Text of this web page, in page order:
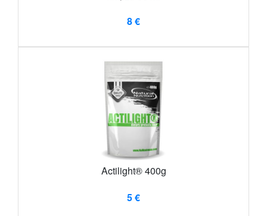
8 €
Actilight® 400g
5 €